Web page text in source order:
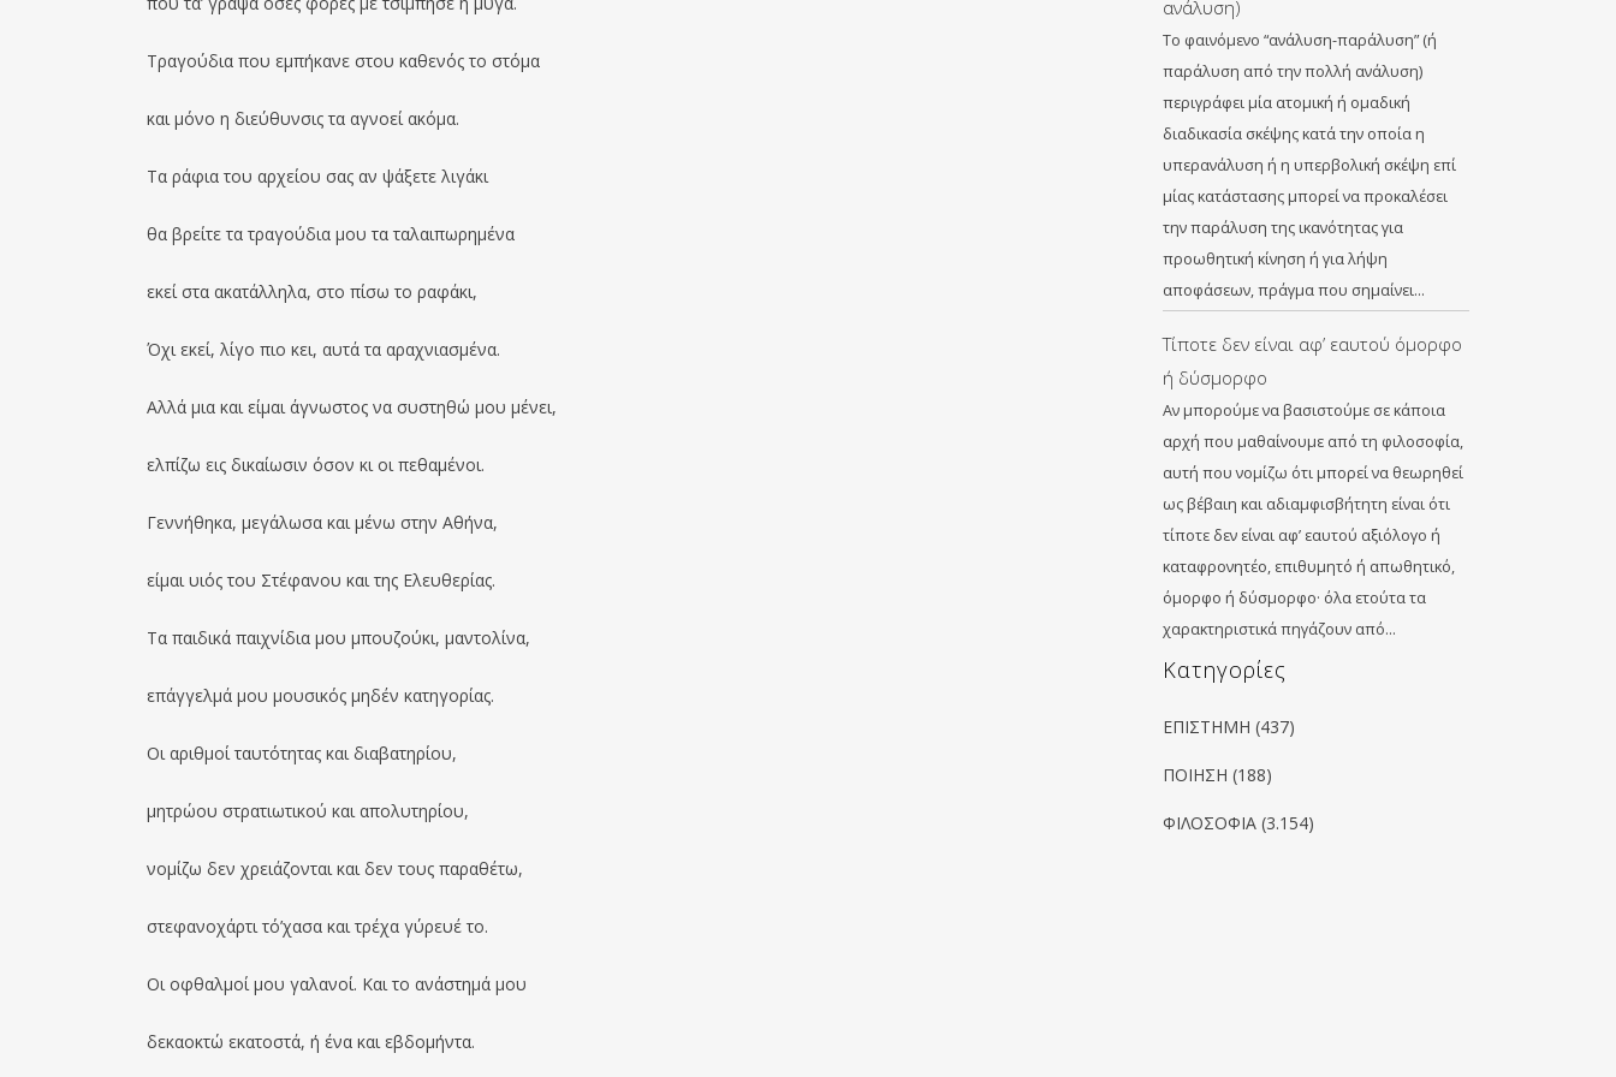
Τραγούδια που εμπήκανε στου καθενός το στόμα
και μόνο η διεύθυνσις τα αγνοεί ακόμα.
Τα ράφια του αρχείου σας αν ψάξετε λιγάκι
θα βρείτε τα τραγούδια μου τα ταλαιπωρημένα
εκεί στα ακατάλληλα, στο πίσω το ραφάκι,
Όχι εκεί, λίγο πιο κει, αυτά τα αραχνιασμένα.
Αλλά μια και είμαι άγνωστος να συστηθώ μου μένει,
ελπίζω εις δικαίωσιν όσον κι οι πεθαμένοι.
Γεννήθηκα, μεγάλωσα και μένω στην Αθήνα,
είμαι υιός του Στέφανου και της Ελευθερίας.
Τα παιδικά παιχνίδια μου μπουζούκι, μαντολίνα,
επάγγελμά μου μουσικός μηδέν κατηγορίας.
Οι αριθμοί ταυτότητας και διαβατηρίου,
μητρώου στρατιωτικού και απολυτηρίου,
νομίζω δεν χρειάζονται και δεν τους παραθέτω,
στεφανοχάρτι τό’χασα και τρέχα γύρευέ το.
Οι οφθαλμοί μου γαλανοί. Και το ανάστημά μου
δεκαοκτώ εκατοστά, ή ένα και εβδομήντα.
ανάλυση)
Το φαινόμενο “ανάλυση-παράλυση” (ή
παράλυση από την πολλή ανάλυση)
περιγράφει μία ατομική ή ομαδική
διαδικασία σκέψης κατά την οποία η
υπερανάλυση ή η υπερβολική σκέψη επί
μίας κατάστασης μπορεί να προκαλέσει
την παράλυση της ικανότητας για
προωθητική κίνηση ή για λήψη
αποφάσεων, πράγμα που σημαίνει…
Τίποτε δεν είναι αφ’ εαυτού όμορφο
ή δύσμορφο
Αν μπορούμε να βασιστούμε σε κάποια
αρχή που μαθαίνουμε από τη φιλοσοφία,
αυτή που νομίζω ότι μπορεί να θεωρηθεί
ως βέβαιη και αδιαμφισβήτητη είναι ότι
τίποτε δεν είναι αφ’ εαυτού αξιόλογο ή
καταφρονητέο, επιθυμητό ή απωθητικό,
όμορφο ή δύσμορφο· όλα ετούτα τα
χαρακτηριστικά πηγάζουν από…
Kατηγορίες
ΕΠΙΣΤΗΜΗ (437)
ΠΟΙΗΣΗ (188)
ΦΙΛΟΣΟΦΙΑ (3.154)